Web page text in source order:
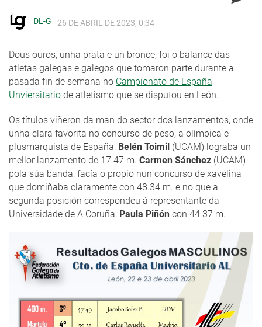
DL-G 26 DE ABRIL DE 2023, 0:34
Dous ouros, unha prata e un bronce, foi o balance das
atletas galegas e galegos que tomaron parte durante a
pasada fin de semana no Campionato de España
Unviersitario de atletismo que se disputou en León.
Os títulos viñeron da man do sector dos lanzamentos, onde
unha clara favorita no concurso de peso, a olímpica e
plusmarquista de España, Belén Toimil (UCAM) lograba un
mellor lanzamento de 17.47 m. Carmen Sánchez (UCAM)
pola súa banda, facía o propio nun concurso de xavelina
que domiñaba claramente con 48.34 m. e no que a
segunda posición correspondeu á representante da
Universidade de A Coruña, Paula Piñón con 44.37 m.